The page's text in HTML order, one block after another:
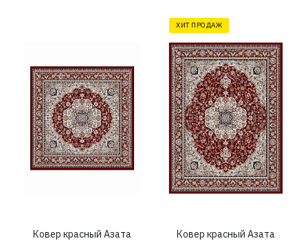
Ковер красный Азата
ХИТ ПРОДАЖ
Ковер красный Азата